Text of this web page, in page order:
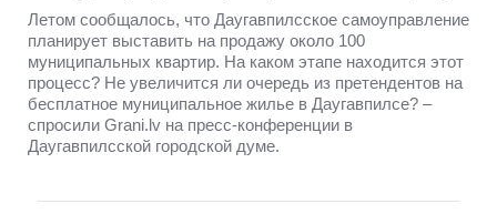
Летом сообщалось, что Даугавпилсское самоуправление
планирует выставить на продажу около 100
муниципальных квартир. На каком этапе находится этот
процесс? Не увеличится ли очередь из претендентов на
бесплатное муниципальное жилье в Даугавпилсе? –
cпросили Grani.lv на пресс-конференции в
Даугавпилсской городской думе.